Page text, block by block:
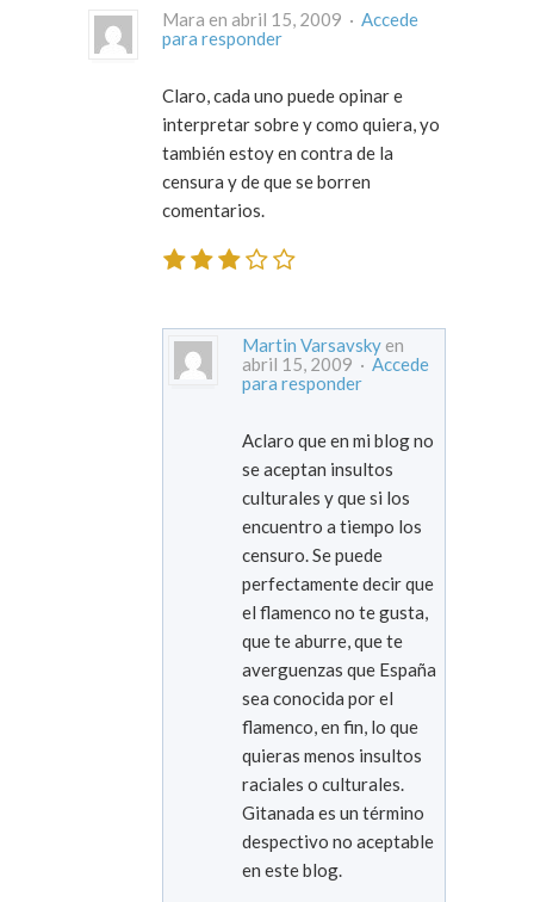
Mara en abril 15, 2009 · Accede
para responder
Claro, cada uno puede opinar e
interpretar sobre y como quiera, yo
también estoy en contra de la
censura y de que se borren
comentarios.
Martin Varsavsky en
abril 15, 2009 · Accede
para responder
Aclaro que en mi blog no
se aceptan insultos
culturales y que si los
encuentro a tiempo los
censuro. Se puede
perfectamente decir que
el flamenco no te gusta,
que te aburre, que te
averguenzas que España
sea conocida por el
flamenco, en fin, lo que
quieras menos insultos
raciales o culturales.
Gitanada es un término
despectivo no aceptable
en este blog.